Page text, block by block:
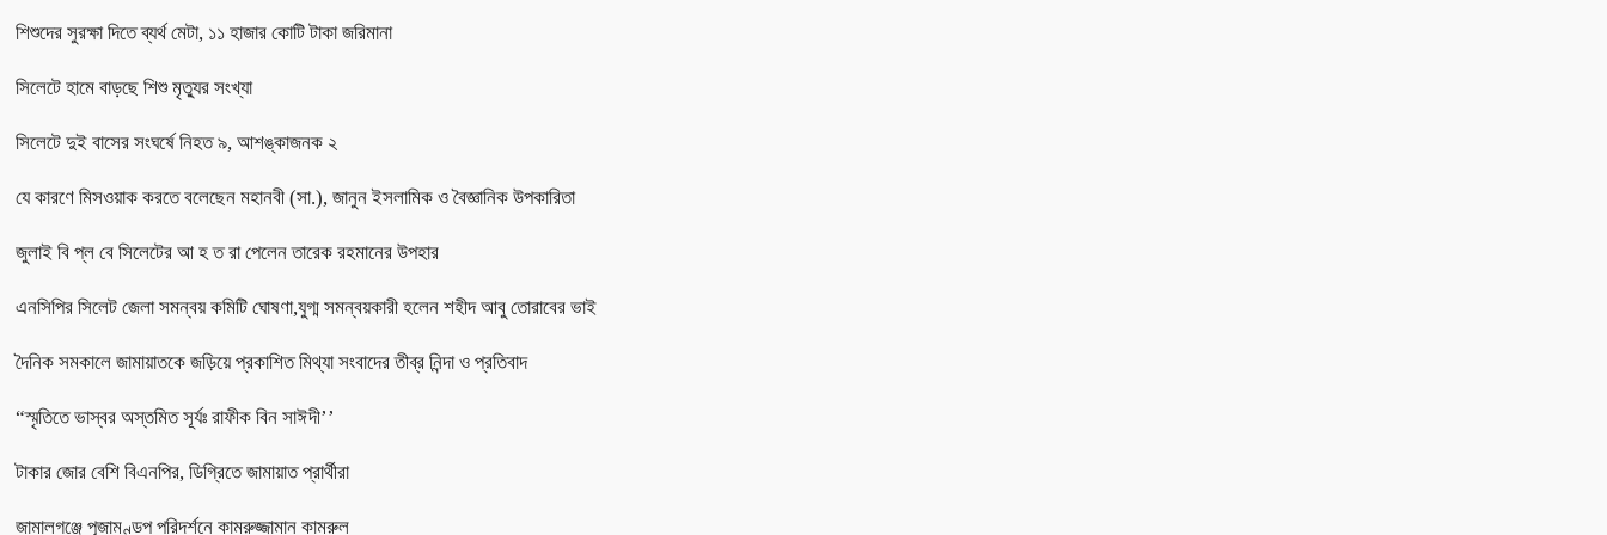
শিশুদের সুরক্ষা দিতে ব্যর্থ মেটা, ১১ হাজার কোটি টাকা জরিমানা
সিলেটে হামে বাড়ছে শিশু মৃত্যুর সংখ্যা
সিলেটে দুই বাসের সংঘর্ষে নিহত ৯, আশঙ্কাজনক ২
যে কারণে মিসওয়াক করতে বলেছেন মহানবী (সা.), জানুন ইসলামিক ও বৈজ্ঞানিক উপকারিতা
জুলাই বি প্ল বে সিলেটের আ হ ত রা পেলেন তারেক রহমানের উপহার
এনসিপির সিলেট জেলা সমন্বয় কমিটি ঘোষণা,যুগ্ম সমন্বয়কারী হলেন শহীদ আবু তোরাবের ভাই
দৈনিক সমকালে জামায়াতকে জড়িয়ে প্রকাশিত মিথ্যা সংবাদের তীব্র নিন্দা ও প্রতিবাদ
“স্মৃতিতে ভাস্বর অস্তমিত সূর্যঃ রাফীক বিন সাঈদী’’
টাকার জোর বেশি বিএনপির, ডিগ্রিতে জামায়াত প্রার্থীরা
জামালগঞ্জে পূজামণ্ডপ পরিদর্শনে কামরুজ্জামান কামরুল